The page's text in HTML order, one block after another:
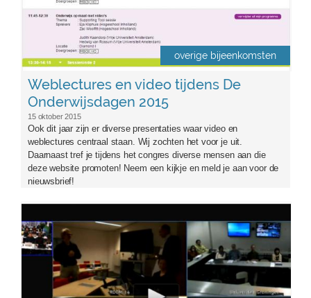
overige bijeenkomsten
Weblectures en video tijdens De
Onderwijsdagen 2015
15 oktober 2015
Ook dit jaar zijn er diverse presentaties waar video en
weblectures centraal staan. Wij zochten het voor je uit.
Daarnaast tref je tijdens het congres diverse mensen aan die
deze website promoten! Neem een kijkje en meld je aan voor de
nieuwsbrief!
sigdec20145.png